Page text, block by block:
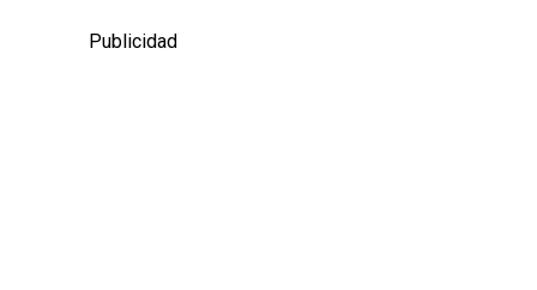
Publicidad